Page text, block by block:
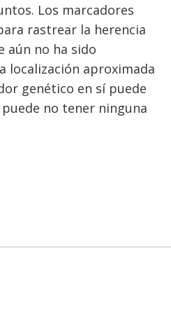
Los marcadores
rastrear la herencia
aún no ha sido
localización aproximada
genético en sí puede
no tener ninguna